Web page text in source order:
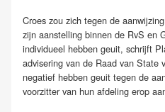
Croes zou zich tegen de
zijn aanstelling binnen de RvS en
individueel hebben geuit, schrijft
advisering van de Raad van State
negatief hebben geuit tegen de
voorzitter van hun afdeling erop